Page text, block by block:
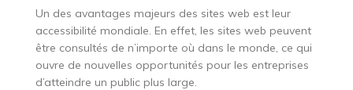
Un des avantages majeurs des sites web est leur
accessibilité mondiale. En effet, les sites web peuvent
être consultés de n’importe où dans le monde, ce qui
ouvre de nouvelles opportunités pour les entreprises
d’atteindre un public plus large.